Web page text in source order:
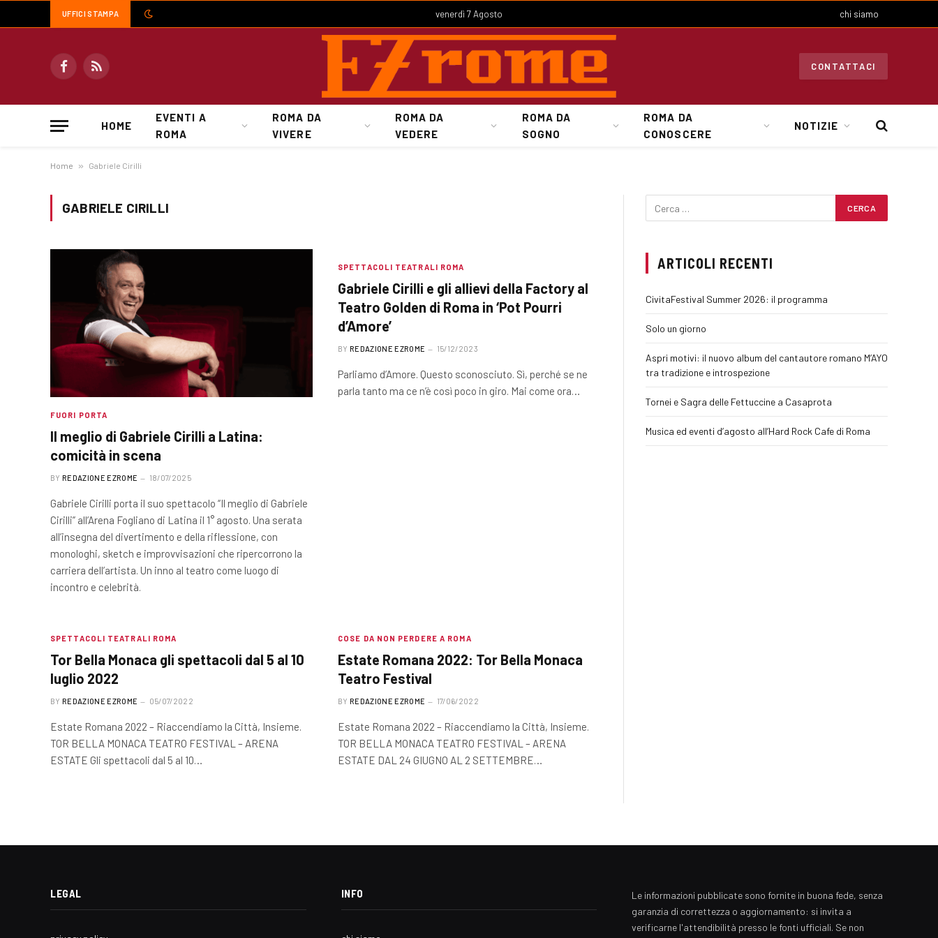
UFFICI STAMPA venerdì 7 Agosto chi siamo
FacebookRSS
CONTATTACI
HOME
EVENTI A
ROMA
ROMA DA
VIVERE
ROMA DA
VEDERE
ROMA DA
SOGNO
ROMA DA
CONOSCERE
NOTIZIE
Home » Gabriele Cirilli
GABRIELE CIRILLI
FUORI PORTA
Il meglio di Gabriele Cirilli a Latina:
comicità in scena
BY REDAZIONE EZROME 18/07/2025
Gabriele Cirilli porta il suo spettacolo “Il meglio di Gabriele
Cirilli” all’Arena Fogliano di Latina il 1° agosto. Una serata
all’insegna del divertimento e della riflessione, con
monologhi, sketch e improvvisazioni che ripercorrono la
carriera dell’artista. Un inno al teatro come luogo di
incontro e celebrità.
SPETTACOLI TEATRALI ROMA
Gabriele Cirilli e gli allievi della Factory al
Teatro Golden di Roma in ‘Pot Pourri
d’Amore’
BY REDAZIONE EZROME 15/12/2023
Parliamo d’Amore. Questo sconosciuto. Sì, perché se ne
parla tanto ma ce n’è così poco in giro. Mai come ora…
SPETTACOLI TEATRALI ROMA
Tor Bella Monaca gli spettacoli dal 5 al 10
luglio 2022
BY REDAZIONE EZROME 05/07/2022
Estate Romana 2022 – Riaccendiamo la Città, Insieme.
TOR BELLA MONACA TEATRO FESTIVAL – ARENA
ESTATE Gli spettacoli dal 5 al 10…
COSE DA NON PERDERE A ROMA
Estate Romana 2022: Tor Bella Monaca
Teatro Festival
BY REDAZIONE EZROME 17/06/2022
Estate Romana 2022 – Riaccendiamo la Città, Insieme.
TOR BELLA MONACA TEATRO FESTIVAL – ARENA
ESTATE DAL 24 GIUGNO AL 2 SETTEMBRE…
ARTICOLI RECENTI
CivitaFestival Summer 2026: il programma
Solo un giorno
Aspri motivi: il nuovo album del cantautore romano M’AYO
tra tradizione e introspezione
Tornei e Sagra delle Fettuccine a Casaprota
Musica ed eventi d’agosto all’Hard Rock Cafe di Roma
LEGAL INFO
Le informazioni pubblicate sono fornite in buona fede, senza
garanzia di correttezza o aggiornamento: si invita a
verificarne l'attendibilità presso le fonti ufficiali. Se non